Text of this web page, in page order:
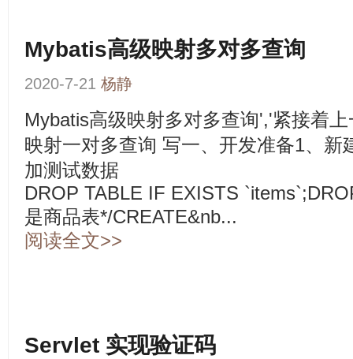
Mybatis高级映射多对多查询
2020-7-21 杨静
Mybatis高级映射多对多查询','紧接着
映射一对多查询 写一、开发准备1、新
加测试数据
DROP TABLE IF EXISTS
是商品表*/CREATE&nb...
阅读全文>>
Servlet 实现验证码